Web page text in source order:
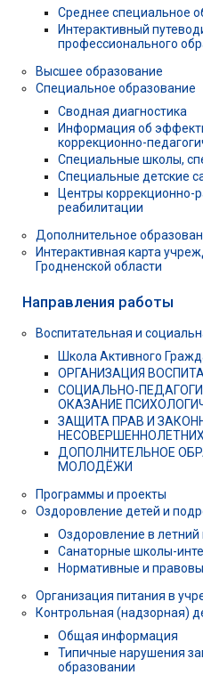
Среднее специальное
Интерактивный
профессионального
Высшее образование
Специальное образование
Сводная диагностика
Информация об
коррекционно-
Специальные школы,
Специальные детские
Центры коррекционно-
реабилитации
Дополнительное
Интерактивная карта
Гродненской области
Направления работы
Воспитательная и
Школа Активного
ОРГАНИЗАЦИЯ
СОЦИАЛЬНО-
ОКАЗАНИЕ
ЗАЩИТА ПРАВ И
НЕСОВЕРШЕННОЛЕТНИХ
ДОПОЛНИТЕЛЬНОЕ
МОЛОДЁЖИ
Программы и проекты
Оздоровление детей и
Оздоровление в летний
Санаторные школы-
Нормативные и
Организация питания в
Контрольная (надзорная)
Общая информация
Типичные нарушения
образовании